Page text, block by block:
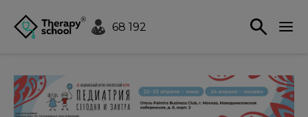
68 192